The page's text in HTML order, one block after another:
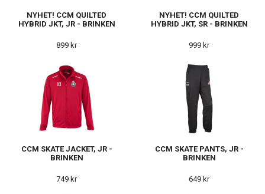
NYHET! CCM QUILTED
HYBRID JKT, JR - BRINKEN
899 kr
NYHET! CCM QUILTED
HYBRID JKT, SR - BRINKEN
999 kr
CCM SKATE JACKET, JR -
BRINKEN
749 kr
CCM SKATE PANTS, JR -
BRINKEN
649 kr